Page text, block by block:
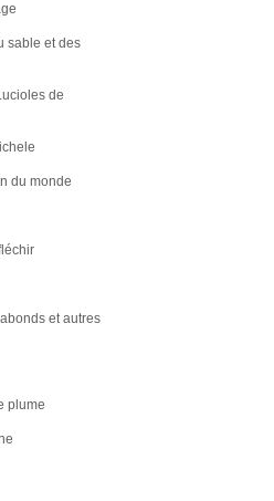
sable et des
de
du monde
et autres
plume